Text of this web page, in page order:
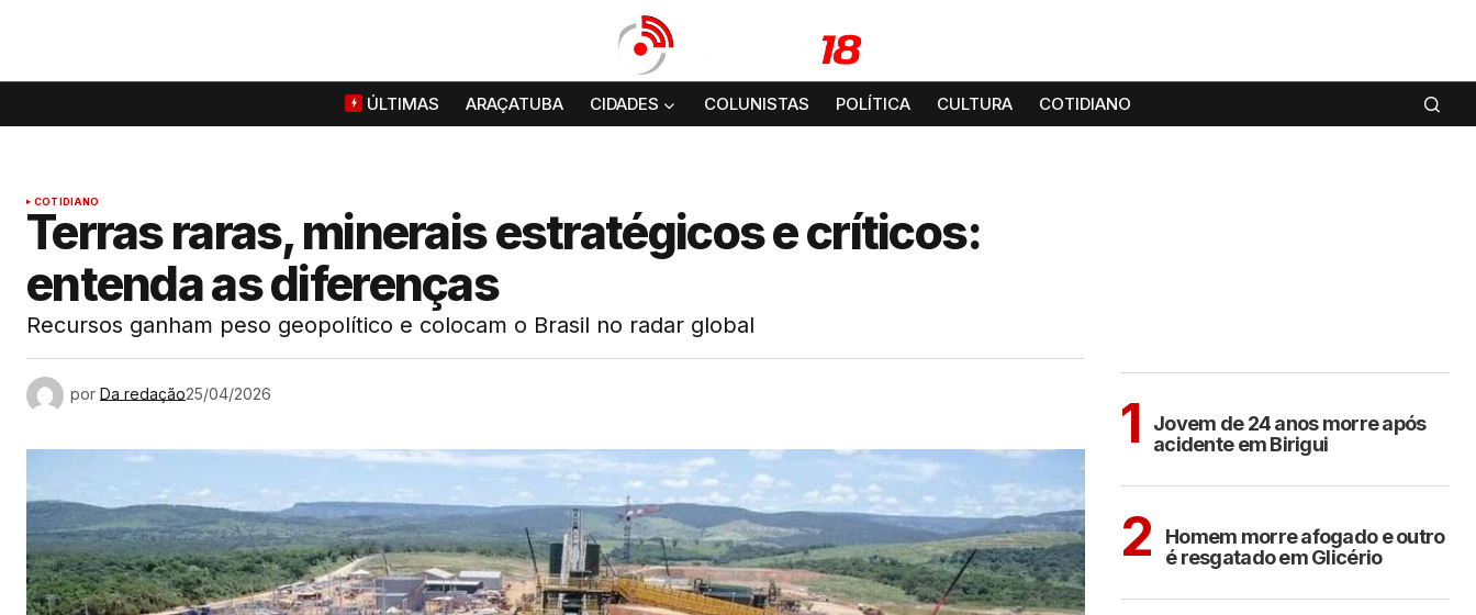
ÚLTIMAS ARAÇATUBA CIDADES COLUNISTAS POLÍTICA CULTURA COTIDIANO
COTIDIANO
Terras raras, minerais estratégicos e críticos:
entenda as diferenças
Recursos ganham peso geopolítico e colocam o Brasil no radar global
por Da redação25/04/2026 1
Jovem de 24 anos morre após
acidente em Birigui
2
Homem morre afogado e outro
é resgatado em Glicério